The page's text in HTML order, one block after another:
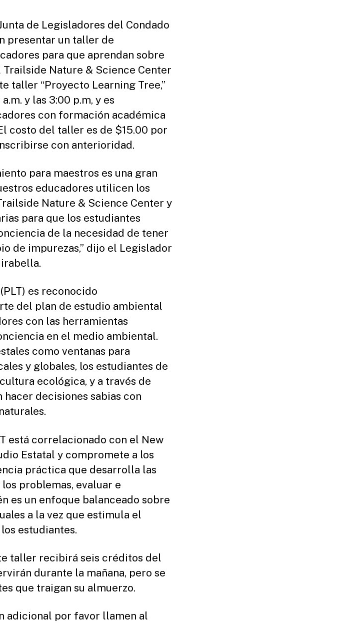
ra
r
de Legisladores del Condado
presentar un taller de
para que aprendan sobre
Nature & Science Center
taller “Proyecto Learning Tree,”
y las 3:00 p.m, y es
con formación académica
costo del taller es de $15.00 por
con anterioridad.
para maestros es una gran
educadores utilicen los
Nature & Science Center y
para que los estudiantes
de la necesidad de tener
de impurezas,” dijo el Legislador
es reconocido
del plan de estudio ambiental
con las herramientas
en el medio ambiental.
como ventanas para
y globales, los estudiantes de
ecológica, y a través de
decisiones sabias con
está correlacionado con el New
Estatal y compromete a los
práctica que desarrolla las
problemas, evaluar e
es un enfoque balanceado sobre
a la vez que estimula el
estudiantes.
taller recibirá seis créditos del
durante la mañana, pero se
que traigan su almuerzo.
adicional por favor llamen al